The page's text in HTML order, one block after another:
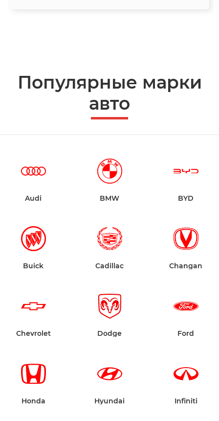
Популярные марки
авто
Audi BMW BYD
Buick Cadillac Changan
Chevrolet Dodge Ford
Honda Hyundai Infiniti